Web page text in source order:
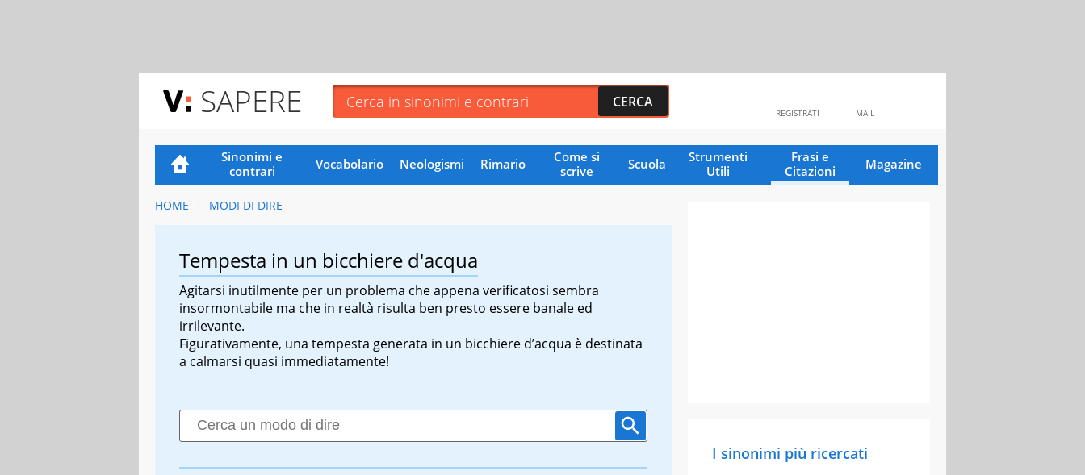
SAPERE MAIL
REGISTRATI
Sinonimi e
contrari
Vocabolario Neologismi Rimario
Come si
scrive
Scuola
Strumenti
Utili
Frasi e
Citazioni
Magazine
HOME MODI DI DIRE
Tempesta in un bicchiere d'acqua
Agitarsi inutilmente per un problema che appena verificatosi sembra
insormontabile ma che in realtà risulta ben presto essere banale ed
irrilevante.
Figurativamente, una tempesta generata in un bicchiere d’acqua è destinata
a calmarsi quasi immediatamente!
I sinonimi più ricercati